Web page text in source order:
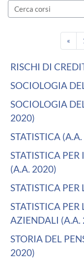
Cerca corsi
«
RISCHI DI
SOCIOLOGIA
SOCIOLOGIA
2020)
STATISTICA
STATISTICA
(A.A. 2020)
STATISTICA
STATISTICA PER
AZIENDALI (A.A.
STORIA DEL
2020)